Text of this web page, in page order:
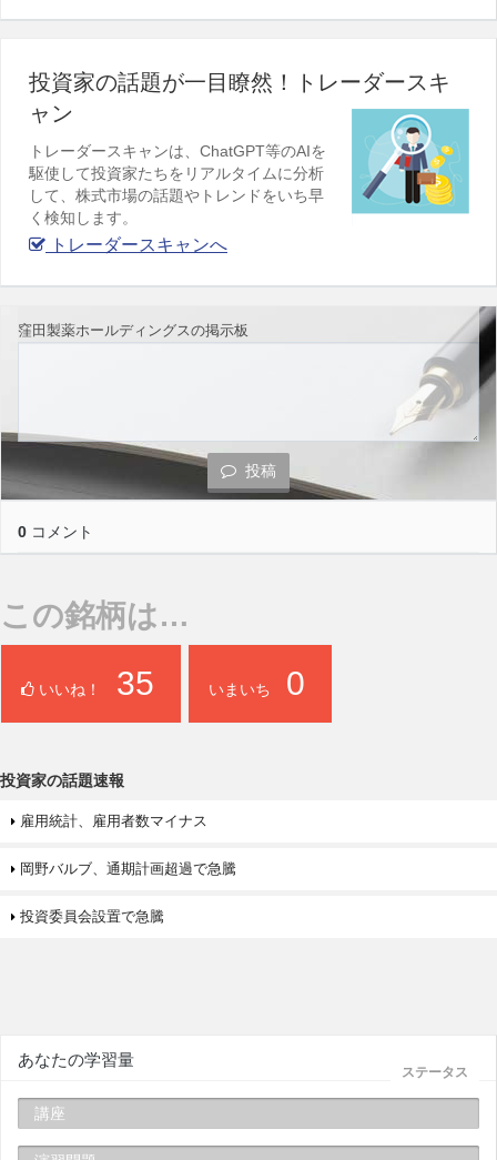
投資家の話題が一目瞭然！トレーダースキ
ャン
トレーダースキャンは、ChatGPT等のAIを
駆使して投資家たちをリアルタイムに分析
して、株式市場の話題やトレンドをいち早
く検知します。
トレーダースキャンへ
窪田製薬ホールディングスの掲示板
投稿
0 コメント
この銘柄は…
いいね！ 35 いまいち 0
投資家の話題速報
雇用統計、雇用者数マイナス
岡野バルブ、通期計画超過で急騰
投資委員会設置で急騰
ステータス
あなたの学習量
講座